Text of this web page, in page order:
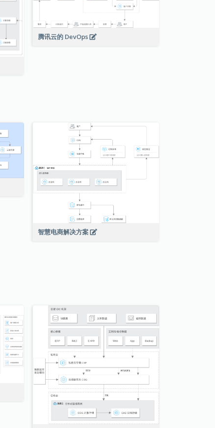
腾讯云的 DevOps
智慧电商解决方案